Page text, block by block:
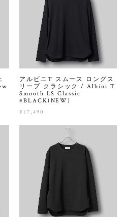
アルビニT スムース ロングス
リーブ クラシック / Albini T
Smooth LS Classic
#BLACK(NEW)
¥17,490